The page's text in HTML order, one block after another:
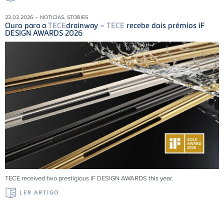
23.03.2026 – NOTICIAS, STORIES
Ouro para a TECEdrainway – TECE recebe dois prémios iF
DESIGN AWARDS 2026
TECE received two prestigious iF DESIGN AWARDS this year.
LER ARTIGO